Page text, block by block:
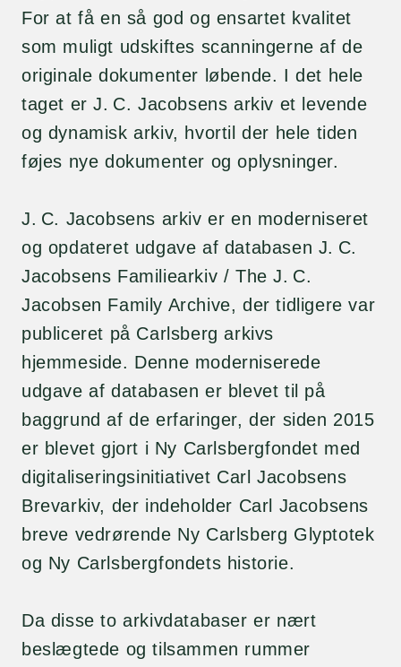
For at få en så god og ensartet kvalitet
som muligt udskiftes scanningerne af de
originale dokumenter løbende. I det hele
taget er J. C. Jacobsens arkiv et levende
og dynamisk arkiv, hvortil der hele tiden
føjes nye dokumenter og oplysninger.
J. C. Jacobsens arkiv er en moderniseret
og opdateret udgave af databasen J. C.
Jacobsens Familiearkiv / The J. C.
Jacobsen Family Archive, der tidligere var
publiceret på Carlsberg arkivs
hjemmeside. Denne moderniserede
udgave af databasen er blevet til på
baggrund af de erfaringer, der siden 2015
er blevet gjort i Ny Carlsbergfondet med
digitaliseringsinitiativet Carl Jacobsens
Brevarkiv, der indeholder Carl Jacobsens
breve vedrørende Ny Carlsberg Glyptotek
og Ny Carlsbergfondets historie.
Da disse to arkivdatabaser er nært
beslægtede og tilsammen rummer